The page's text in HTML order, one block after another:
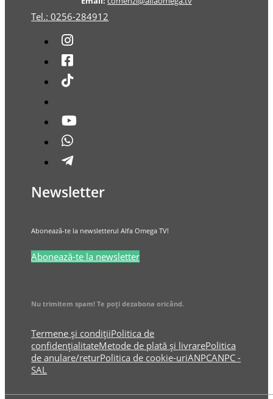
Tel.: 0256-284912
Newsletter
Abonează-te la newsletterul Alfa Omega TV!
Abonează-te la newsletter
Nu trimitem spam! Te poți dezabona oricând.
Termene și condițiiPolitica de
confidențialitateMetode de plată și livrarePolitica
de anulare/returPolitica de cookie-uriANPCANPC -
SAL